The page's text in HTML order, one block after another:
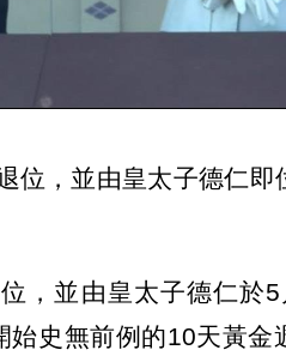
位，並由皇太子德仁即
，並由皇太子德仁於
史無前例的10天黃金